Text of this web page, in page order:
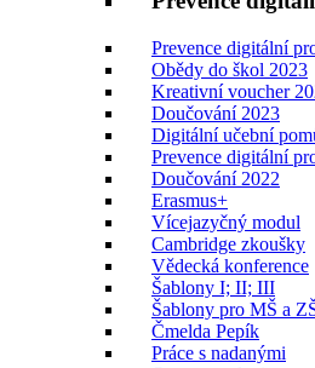
Prevence digitální
Obědy do škol 2023
Kreativní voucher
Doučování 2023
Digitální učební
Prevence digitální
Doučování 2022
Erasmus+
Vícejazyčný modul
Cambridge zkoušky
Vědecká konference
Šablony I; II; III
Šablony pro MŠ a
Čmelda Pepík
Práce s nadanými